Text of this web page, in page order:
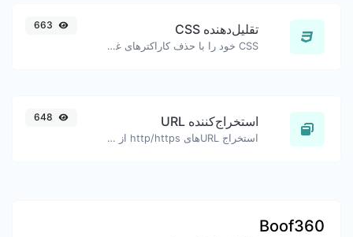
تقلیل‌دهنده CSS
CSS خود را با حذف کاراکترهای غیر ضروری کوچک کنید.
استخراج‌کننده URL
استخراج URL‌های http/https از هر نوع محتوای متنی.
Boof360